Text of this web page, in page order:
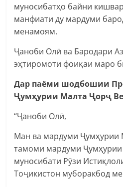
муносибатҳо байни
манфиати ду мардуми
менамоям.
Ҷаноби Олӣ ва Бародари
эҳтиромоти фоиқаи маро
Дар паёми шодбошии
Ҷумҳурии Малта Ҷорҷ
“Ҷаноби Олӣ,
Ман ва мардуми
тамоми мардуми Ҷумҳурии
муносибати Рӯзи
Тоҷикистон муборакбод